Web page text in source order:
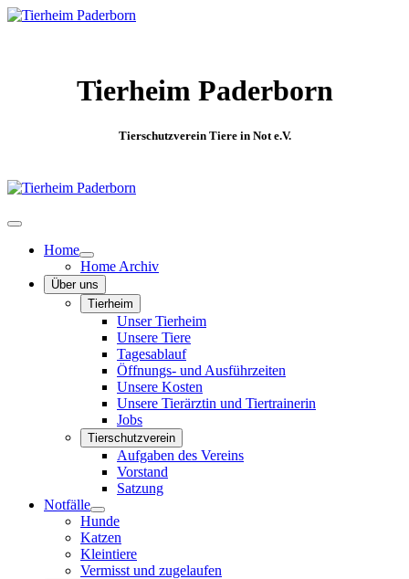
Tierheim Paderborn
Tierschutzverein Tiere in Not e.V.
Home
Home Archiv
Über uns
Tierheim
Unser Tierheim
Unsere Tiere
Tagesablauf
Öffnungs- und Ausführzeiten
Unsere Kosten
Unsere Tierärztin und Tiertrainerin
Jobs
Tierschutzverein
Aufgaben des Vereins
Vorstand
Satzung
Notfälle
Hunde
Katzen
Kleintiere
Vermisst und zugelaufen